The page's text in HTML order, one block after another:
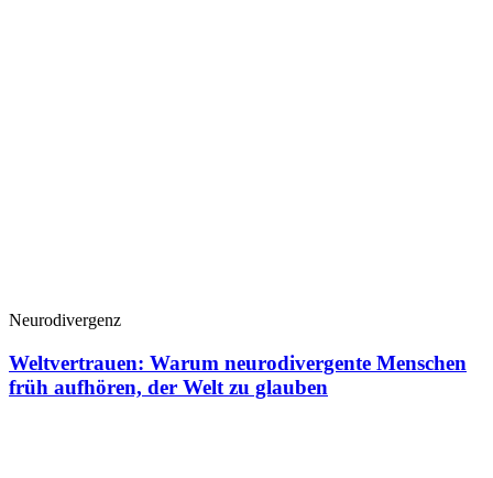
Neurodivergenz
Weltvertrauen: Warum neurodivergente Menschen
früh aufhören, der Welt zu glauben